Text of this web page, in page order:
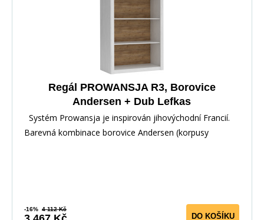
Regál PROWANSJA R3, Borovice
Andersen + Dub Lefkas
Systém Prowansja je inspirován jihovýchodní Francií.
Barevná kombinace borovice Andersen (korpusy
-16% 4 112 Kč
DO KOŠÍKU